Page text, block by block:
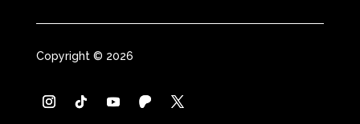
Copyright © 2026